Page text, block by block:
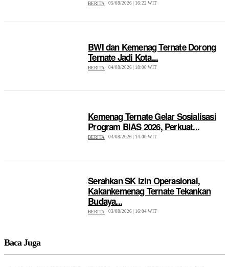
BERITA 05/08/2026 | 16:22 WIT
BWI dan Kemenag Ternate Dorong
Ternate Jadi Kota...
BERITA 04/08/2026 | 18:00 WIT
Kemenag Ternate Gelar Sosialisasi
Program BIAS 2026, Perkuat...
BERITA 04/08/2026 | 14:00 WIT
Serahkan SK Izin Operasional,
Kakankemenag Ternate Tekankan
Budaya...
BERITA 03/08/2026 | 16:04 WIT
Baca Juga